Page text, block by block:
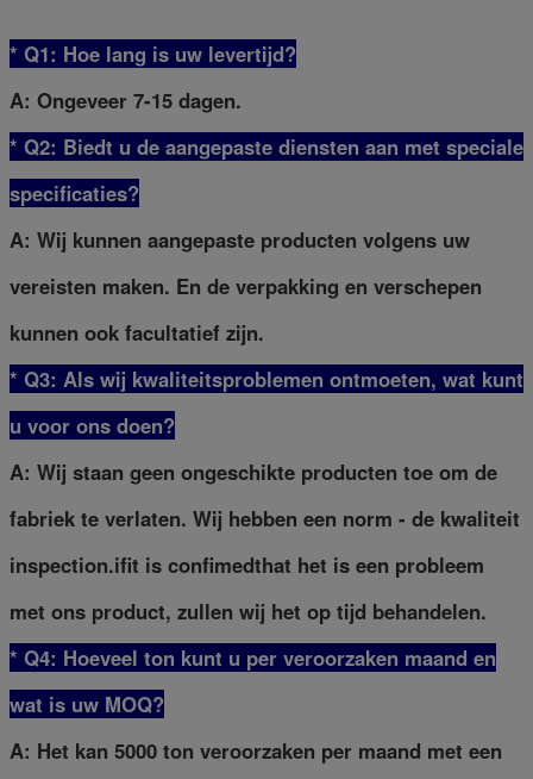
* Q1: Hoe lang is uw levertijd?
A: Ongeveer 7-15 dagen.
* Q2: Biedt u de aangepaste diensten aan met speciale
specificaties?
A: Wij kunnen aangepaste producten volgens uw
vereisten maken. En de verpakking en verschepen
kunnen ook facultatief zijn.
* Q3: Als wij kwaliteitsproblemen ontmoeten, wat kunt
u voor ons doen?
A: Wij staan geen ongeschikte producten toe om de
fabriek te verlaten. Wij hebben een norm - de kwaliteit
inspection.ifit is confimedthat het is een probleem
met ons product, zullen wij het op tijd behandelen.
* Q4: Hoeveel ton kunt u per veroorzaken maand en
wat is uw MOQ?
A: Het kan 5000 ton veroorzaken per maand met een